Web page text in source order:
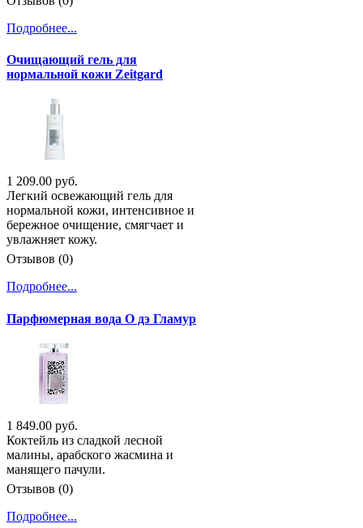
Подробнее...
Очищающий гель для
нормальной кожи Zeitgard
1 209.00 руб.
Легкий освежающий гель для
нормальной кожи, интенсивное и
бережное очищение, смягчает и
увлажняет кожу.
Отзывов (0)
Подробнее...
Парфюмерная вода О дэ Гламур
1 849.00 руб.
Коктейль из сладкой лесной
малины, арабского жасмина и
манящего пачули.
Отзывов (0)
Подробнее...